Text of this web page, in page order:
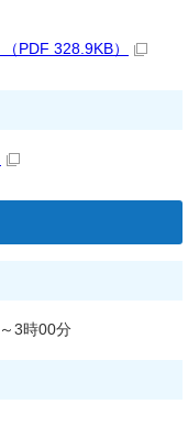
PDF 328.9KB）
3時00分